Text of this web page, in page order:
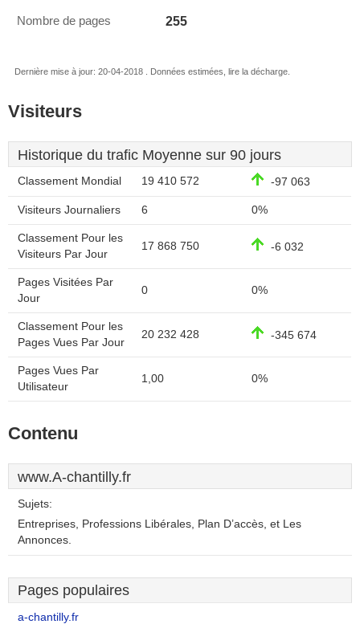
Nombre de pages 255
Dernière mise à jour: 20-04-2018 . Données estimées, lire la décharge.
Visiteurs
Historique du trafic Moyenne sur 90 jours
Classement Mondial 19 410 572 -97 063
Visiteurs Journaliers 6 0%
Classement Pour les
Visiteurs Par Jour
17 868 750 -6 032
Pages Visitées Par
Jour
0 0%
Classement Pour les
Pages Vues Par Jour
20 232 428 -345 674
Pages Vues Par
Utilisateur
1,00 0%
Contenu
www.A-chantilly.fr
Sujets:
Entreprises, Professions Libérales, Plan D’accès, et Les
Annonces.
Pages populaires
a-chantilly.fr